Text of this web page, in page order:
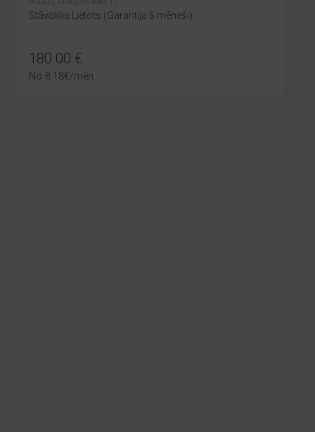
Stāvoklis Lietots (Garantija 6 mēneši)
180.00 €
No 8.18€/mēn.